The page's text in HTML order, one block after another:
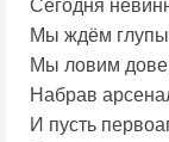
Сегодня
Мы ждём
Мы ловим
Набрав
И пусть